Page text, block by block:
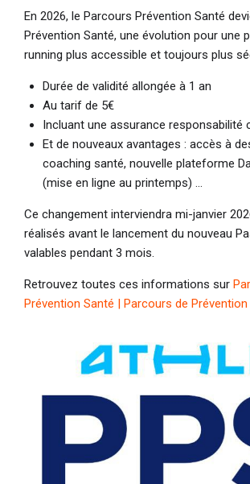
En 2026, le Parcours Prévention Santé
Prévention Santé, une évolution pour une
running plus accessible et toujours plus
Durée de validité allongée à 1 an
Au tarif de 5€
Incluant une assurance responsabilité
Et de nouveaux avantages : accès à
coaching santé, nouvelle plateforme
(mise en ligne au printemps) …
Ce changement interviendra mi-janvier
réalisés avant le lancement du nouveau
valables pendant 3 mois.
Retrouvez toutes ces informations sur
Prévention Santé | Parcours de Prévention